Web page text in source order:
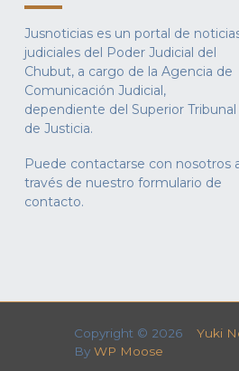
Jusnoticias es un portal de
judiciales del Poder Judicial del
Chubut, a cargo de la Agencia de
Comunicación Judicial,
dependiente del Superior Tribunal
de Justicia.
Puede contactarse con nosotros
través de nuestro formulario de
contacto.
Copyright © 2026 Yuki
By WP Moose